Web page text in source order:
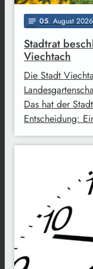
notes 05. August
Stadtrat
Viechtach
Die Stadt
Das hat der
Entscheidung: